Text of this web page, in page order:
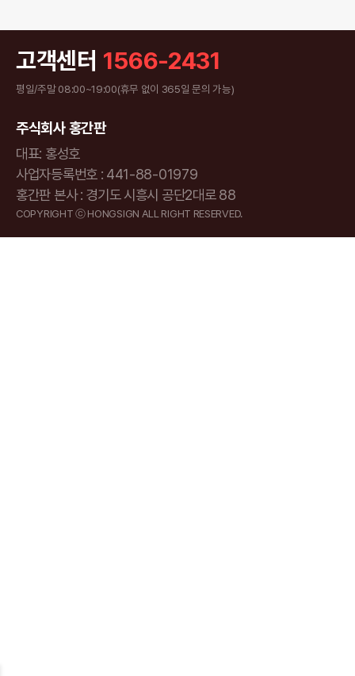
고객센터 1566-2431
평일/주말 08:00~19:00(휴무 없이 365일 문의 가능)
주식회사 홍간판
대표: 홍성호
사업자등록번호 : 441-88-01979
홍간판 본사 : 경기도 시흥시 공단2대로 88
COPYRIGHT ⓒ HONGSIGN ALL RIGHT RESERVED.